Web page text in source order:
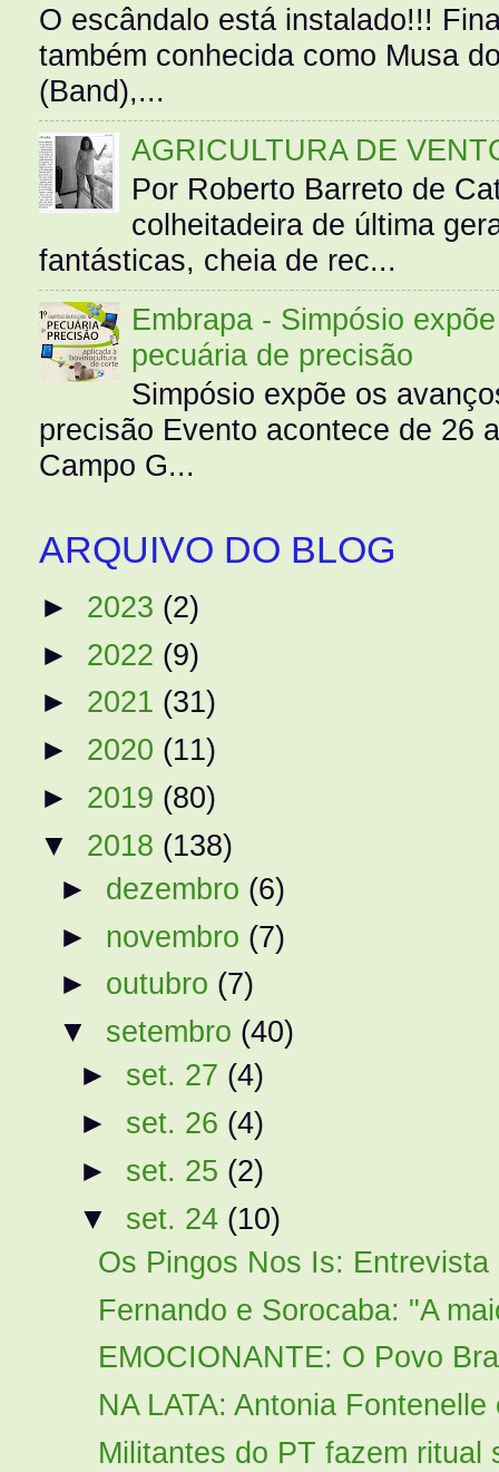
O escândalo está instalado!!!
também conhecida como Musa
(Band),...
AGRICULTURA DE
Por Roberto Barreto de
colheitadeira de última
fantásticas, cheia de rec...
Embrapa - Simpósio
pecuária de precisão
Simpósio expõe os
precisão Evento acontece de 26
Campo G...
ARQUIVO DO BLOG
► 2023 (2)
► 2022 (9)
► 2021 (31)
► 2020 (11)
► 2019 (80)
▼ 2018 (138)
► dezembro (6)
► novembro (7)
► outubro (7)
▼ setembro (40)
► set. 27 (4)
► set. 26 (4)
► set. 25 (2)
▼ set. 24 (10)
Os Pingos Nos Is:
Fernando e Sorocaba: "A
EMOCIONANTE: O Povo
NA LATA: Antonia
Militantes do PT fazem ritual